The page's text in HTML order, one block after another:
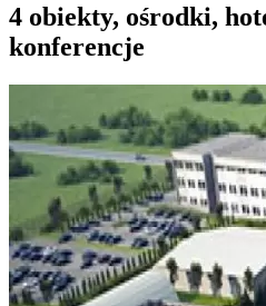
4 obiekty, ośrodki,
konferencje